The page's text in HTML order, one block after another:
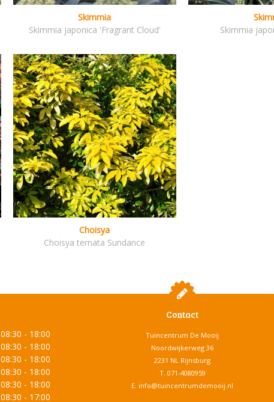
Skimmia
Skimmia japonica 'Fragrant Cloud'
Skimmia
Choisya
Choisya ternata Sundance
08:30 - 18:00
08:30 - 18:00
08:30 - 18:00
08:30 - 18:00
08:30 - 18:00
08:30 - 17:00
Contact
Tuincentrum De Mooij
Noordwijkerweg 36
2231 NL Rijnsburg
T. 071-4080959
E. info@tuincentrumdemooij.nl